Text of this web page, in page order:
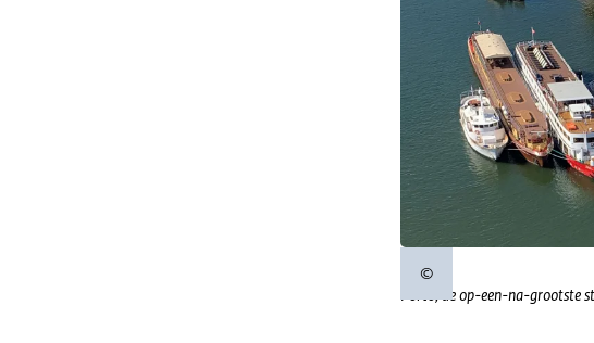
©Copyrightinformatie
Porto, de op-een-na-grootste